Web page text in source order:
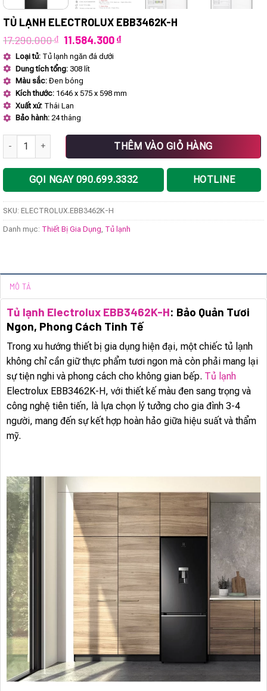
TỦ LẠNH ELECTROLUX EBB3462K-H
17.290.000₫ Giá
gốc
là:
17.290.000 ₫.
11.584.300₫Giá
Loại tủ: Tủ lạnh ngăn đá dưới
Dung tích tổng: 308 lít
Màu sắc: Đen bóng
Kích thước: 1646 x 575 x 598 mm
Xuất xứ: Thái Lan
Bảo hành: 24 tháng
Tủ lạnh ELECTROLUX EBB3462K-H số lượng
THÊM VÀO GIỎ HÀNG
GỌI NGAY 090.699.3332 HOTLINE
SKU: ELECTROLUX.EBB3462K-H
Danh mục: Thiết Bị Gia Dụng Tủ lạnh
MÔ TẢ
Tủ lạnh Electrolux EBB3462K-H: Bảo Quản Tươi
Ngon, Phong Cách Tinh Tế
Trong xu hướng thiết bị gia dụng hiện đại, một chiếc tủ lạnh
không chỉ cần giữ thực phẩm tươi ngon mà còn phải mang lại
sự tiện nghi và phong cách cho không gian bếp. Tủ lạnh
Electrolux EBB3462K-H, với thiết kế màu đen sang trọng và
công nghệ tiên tiến, là lựa chọn lý tưởng cho gia đình 3-4
người, mang đến sự kết hợp hoàn hảo giữa hiệu suất và thẩm
mỹ.